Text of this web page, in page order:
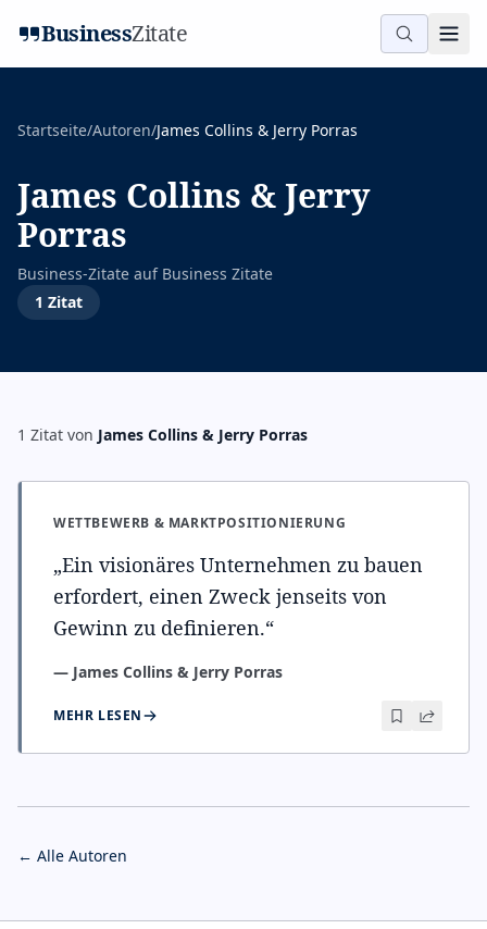
BusinessZitate
Startseite/Autoren/James Collins & Jerry Porras
James Collins & Jerry
Porras
Business-Zitate auf Business Zitate
1 Zitat
1 Zitat von James Collins & Jerry Porras
WETTBEWERB & MARKTPOSITIONIERUNG
„Ein visionäres Unternehmen zu bauen
erfordert, einen Zweck jenseits von
Gewinn zu definieren.“
— James Collins & Jerry Porras
MEHR LESEN
← Alle Autoren